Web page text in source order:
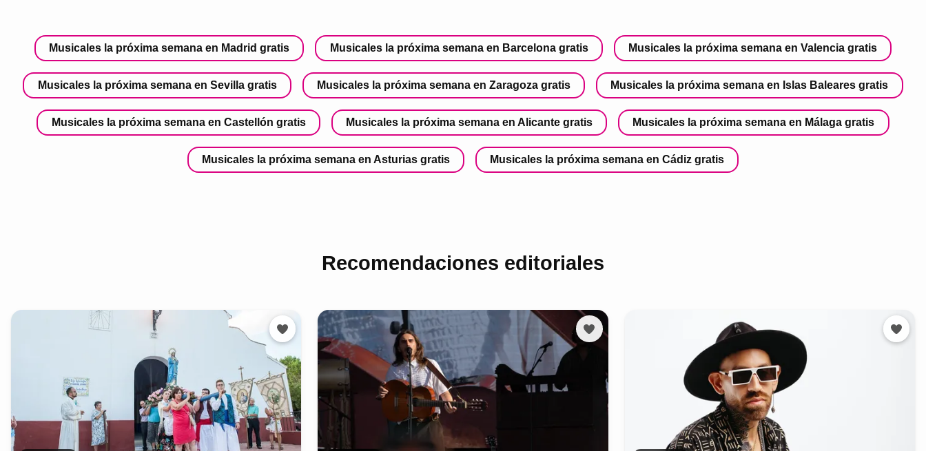
Musicales la próxima semana en Madrid gratis Musicales la próxima semana en Barcelona gratis Musicales la próxima semana en Valencia gratis
Musicales la próxima semana en Sevilla gratis Musicales la próxima semana en Zaragoza gratis Musicales la próxima semana en Islas Baleares gratis
Musicales la próxima semana en Castellón gratis Musicales la próxima semana en Alicante gratis Musicales la próxima semana en Málaga gratis
Musicales la próxima semana en Asturias gratis Musicales la próxima semana en Cádiz gratis
Recomendaciones editoriales